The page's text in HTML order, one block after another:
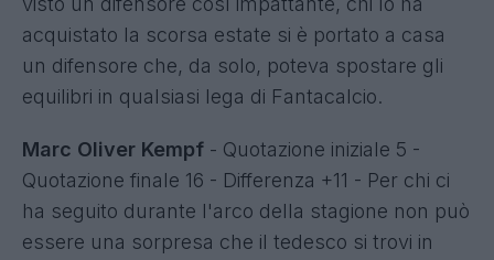
acquistato la scorsa estate si è portato a casa
un difensore che, da solo, poteva spostare gli
equilibri in qualsiasi lega di Fantacalcio.
Marc Oliver Kempf - Quotazione iniziale 5 -
Quotazione finale 16 - Differenza +11 - Per chi ci
ha seguito durante l'arco della stagione non può
essere una sorpresa che il tedesco si trovi in